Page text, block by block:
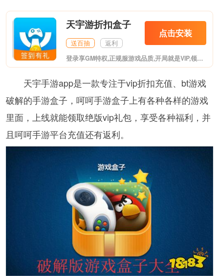
天宇游折扣盒子
送百抽 返利
点击安装
登录享GM特权,正规服游戏品质,开局就是VIP,领海量元宝钻石,首充也能当大佬,少花钱也能玩的爽!天宇游折扣盒子是一款手机游戏下载一站式手游服务平台，,全网游戏充值折扣这里都有。
天宇手游app是一款专注于vip折扣充值、bt游戏
破解的手游盒子，呵呵手游盒子上有各种各样的游戏
里面，上线就能领取绝版vip礼包，享受各种福利，并
且呵呵手游平台充值还有返利。